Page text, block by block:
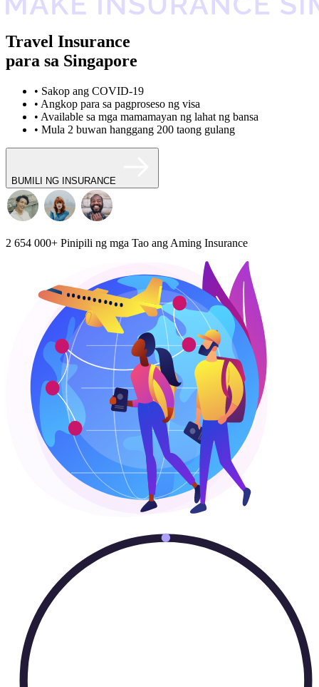
Travel Insurance
para sa Singapore
• Sakop ang COVID-19
• Angkop para sa pagproseso ng visa
• Available sa mga mamamayan ng lahat ng bansa
• Mula 2 buwan hanggang 200 taong gulang
BUMILI NG INSURANCE
2 654 000+ Pinipili ng mga Tao ang Aming Insurance